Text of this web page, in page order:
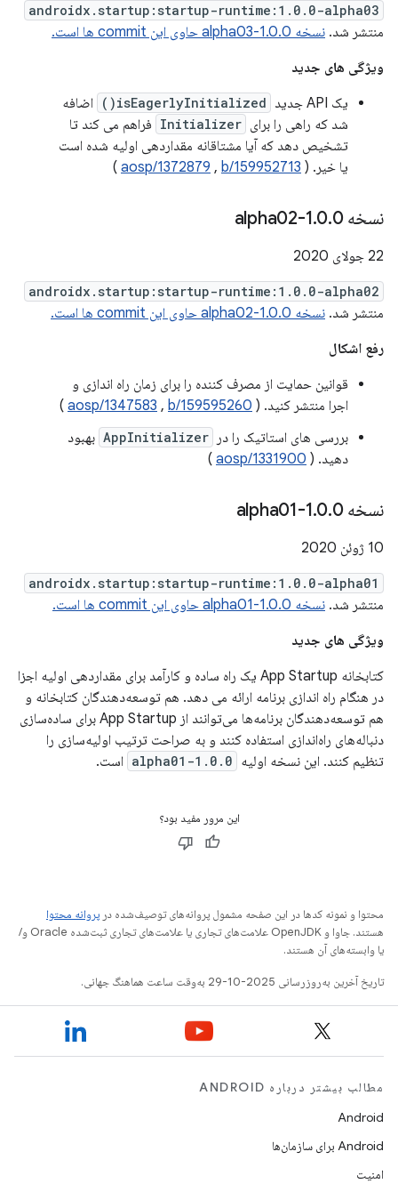
androidx.startup:startup-runtime:1.0.0-alpha03
منتشر شد. نسخه 1.0.0-alpha03 حاوی این commit ها است.
ویژگی های جدید
یک API جدید
isEagerlyInitialized()
اضافه
شد که راهی را برای Initializer فراهم می کند تا
تشخیص دهد که آیا مشتاقانه مقداردهی اولیه شده است
یا خیر. (
aosp/1372879 , b/159952713
)
نسخه 1 .0.0-alpha02
22 جولای 2020
androidx.startup:startup-runtime:1.0.0-alpha02
منتشر شد. نسخه 1.0.0-alpha02 حاوی این commit ها است.
رفع اشکال
قوانین حمایت از مصرف کننده را برای زمان راه اندازی و
اجرا منتشر کنید. (
aosp/1347583 , b/159595260
)
بررسی های استاتیک را در
AppInitializer بهبود
دهید. ( aosp/1331900
)
نسخه 1 .0.0-alpha01
10 ژوئن 2020
androidx.startup:startup-runtime:1.0.0-alpha01
منتشر شد. نسخه 1.0.0-alpha01 حاوی این commit ها است.
ویژگی های جدید
کتابخانه App Startup یک راه ساده و کارآمد برای مقداردهی اولیه اجزا
در هنگام راه اندازی برنامه ارائه می دهد. هم توسعه‌دهندگان کتابخانه و
هم توسعه‌دهندگان برنامه‌ها می‌توانند از App Startup برای ساده‌سازی
دنباله‌های راه‌اندازی استفاده کنند و به صراحت ترتیب اولیه‌سازی را
تنظیم کنند. این نسخه اولیه 1.0.0-alpha01 است.
این مرور مفید بود؟
محتوا و نمونه کدها در این صفحه مشمول پروانه‌های توصیف‌شده در پروانه محتوا
هستند. جاوا و OpenJDK علامت‌های تجاری یا علامت‌های تجاری ثبت‌شده Oracle و/
یا وابسته‌های آن هستند.
تاریخ آخرین به‌روزرسانی 2025-10-29 به‌وقت ساعت هماهنگ جهانی.
مطالب بیشتر درباره ANDROID
Android
Android برای سازمان‌ها
امنیت